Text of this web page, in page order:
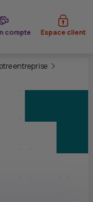
compte
du CIC Espace client
entreprise